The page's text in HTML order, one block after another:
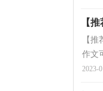
【
【
作文
2023-